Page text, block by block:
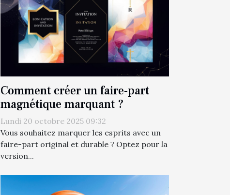
Comment créer un faire-part
magnétique marquant ?
Lundi 20 octobre 2025 09:32
Vous souhaitez marquer les esprits avec un
faire-part original et durable ? Optez pour la
version...